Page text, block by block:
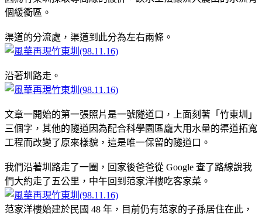
個緩衝區。
渠道的分流處，渠道到此分為左右兩條。
沿著圳路走。
文章一開始的第一張照片是一號隧道口，上面刻著「竹東圳」
三個字，其他的隧道因為配合科學園區龐大用水量的渠道拓寬
工程而改變了原來樣貌，這是唯一保留的隧道口。
我們沿著圳路走了一圈，回家後爸爸從 Google 查了路線說我
們大約走了五公里，中午回到范家洋樓吃客家菜。
范家洋樓始建於民國 48 年，目前仍有范家的子孫居住在此，